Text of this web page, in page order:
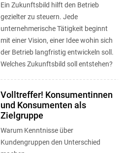
Ein Zukunftsbild hilft den Betrieb
gezielter zu steuern. Jede
unternehmerische Tätigkeit beginnt
mit einer Vision, einer Idee wohin sich
der Betrieb langfristig entwickeln soll.
Welches Zukunftsbild soll entstehen?
Volltreffer! Konsumentinnen
und Konsumenten als
Zielgruppe
Warum Kenntnisse über
Kundengruppen den Unterschied